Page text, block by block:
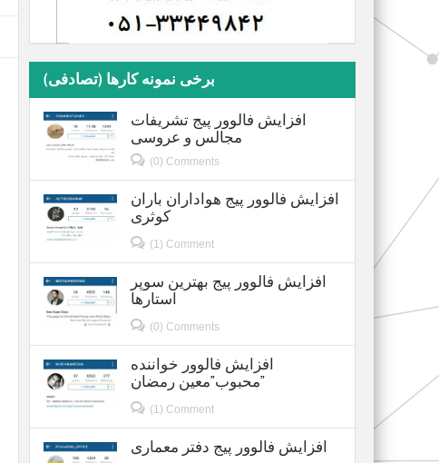
برخی نمونه کارها (تصادفی)
افزایش فالوور پیج تشریفات
مجالس و عروسی
(0) Comments
افزایش فالوور پیج هواداران باران
کوثری
(1) Comment
افزایش فالوور پیج بهترین سوپر
استارها
(0) Comments
افزایش فالوور خواننده
محبوب”معین رمضان”
(1) Comment
افزایش فالوور پیج دفتر معماری